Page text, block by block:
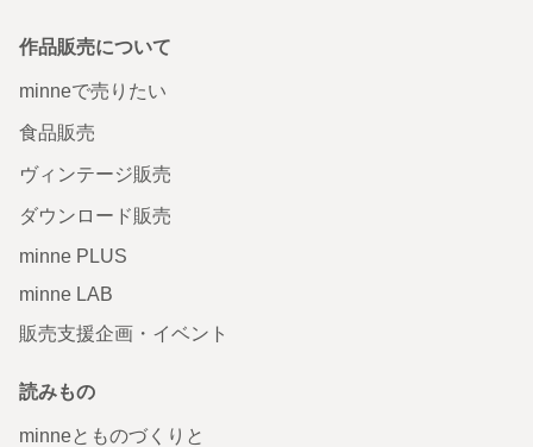
作品販売について
minneで売りたい
食品販売
ヴィンテージ販売
ダウンロード販売
minne PLUS
minne LAB
販売支援企画・イベント
読みもの
minneとものづくりと